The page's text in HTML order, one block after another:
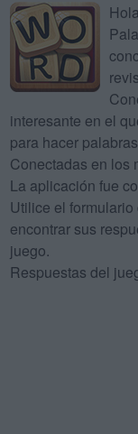
interesante en el
para hacer
Conectadas en los
La aplicación fue
Utilice el
encontrar sus
juego.
Respuestas del